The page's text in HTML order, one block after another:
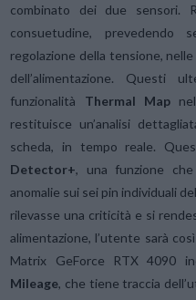
combinato dei due sensori.
consuetudine, prevedendo
regolazione della tensione,
dell’alimentazione. Questi
funzionalità Thermal Map
restituisce un’analisi
scheda, in tempo reale.
Detector+, una funzione
anomalie sui sei pin individuali
rilevasse una criticità e si
alimentazione, l’utente sarà
Matrix GeForce RTX 4090
Mileage, che tiene traccia